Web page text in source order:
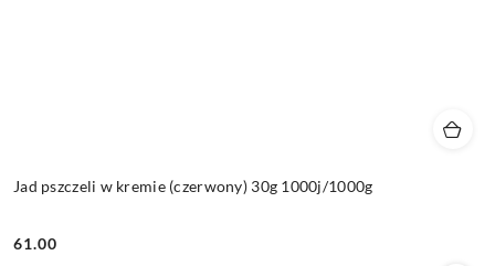
Jad pszczeli w kremie (czerwony) 30g 1000j/1000g
Cena:
61.00